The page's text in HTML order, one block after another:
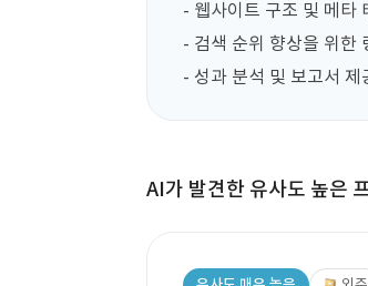
- 웹사이트 구조 및 메타
- 검색 순위 향상을 위한
- 성과 분석 및 보고서 제
AI가 발견한 유사도 높은